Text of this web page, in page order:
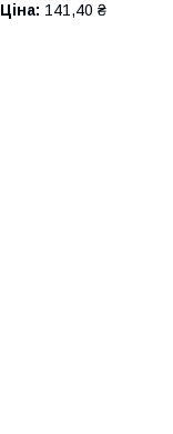
Ціна: 141,40 ₴